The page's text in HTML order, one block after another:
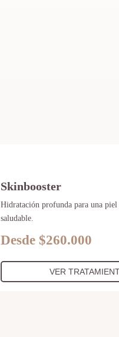
Skinbooster
Hidratación profunda para una
saludable.
Desde $260.000
VER